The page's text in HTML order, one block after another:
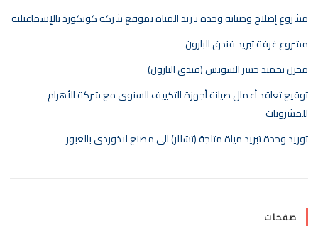
مشروع إصلاح وصيانة وحدة تبريد المياة بموقع شركة كونكورد بالإسماعيلية
مشروع غرفة تبريد فندق البارون
مخزن تجميد جسر السويس (فندق البارون)
توقيع تعاقد أعمال صيانة أجهزة التكييف السنوى مع شركة الأهرام
للمشروبات
توريد وحدة تبريد مياة مثلجة (تشللر) الى مصنع لاذوردى بالعبور
صفحات